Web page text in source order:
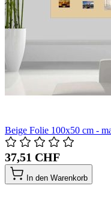
Beige Folie 100x50 cm -
37,51 CHF
In den Warenkorb